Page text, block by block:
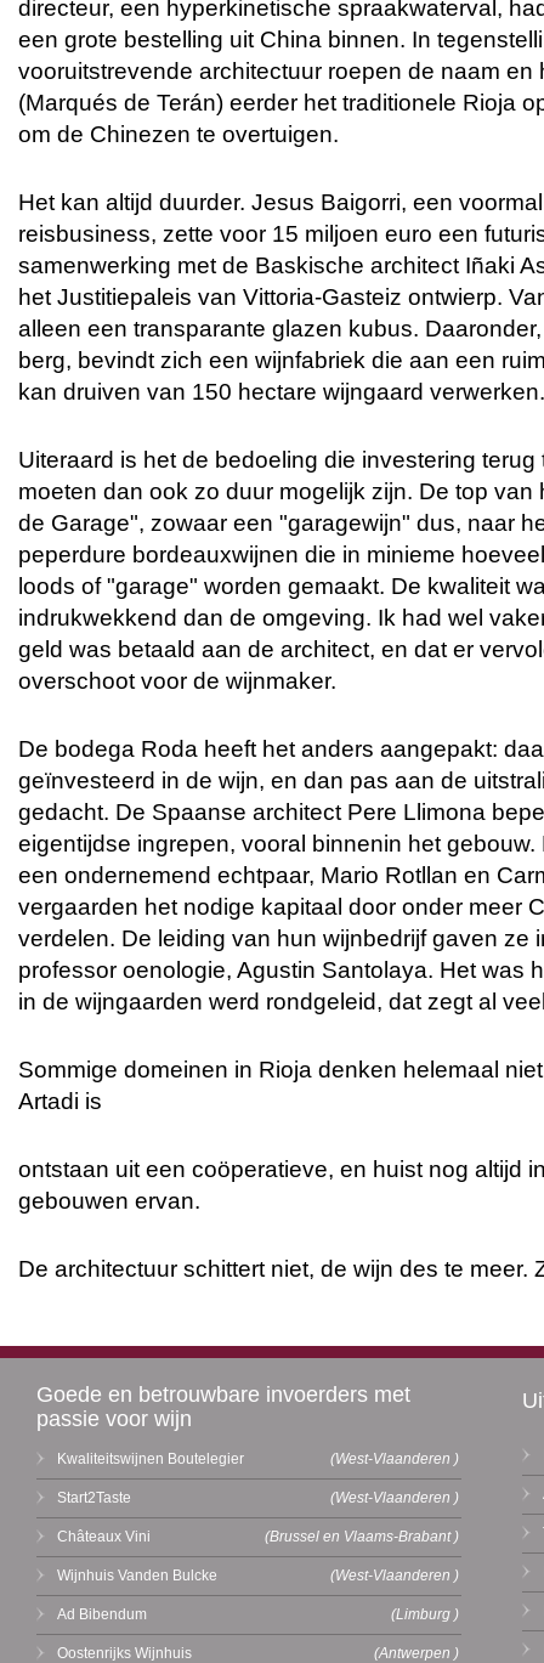
directeur, een hyperkinetische spraakwaterval,
een grote bestelling uit China binnen. In
vooruitstrevende architectuur roepen de naam en
(Marqués de Terán) eerder het traditionele Rioja
om de Chinezen te overtuigen.
Het kan altijd duurder. Jesus Baigorri, een
reisbusiness, zette voor 15 miljoen euro een
samenwerking met de Baskische architect Iñaki
het Justitiepaleis van Vittoria-Gasteiz ontwierp.
alleen een transparante glazen kubus.
berg, bevindt zich een wijnfabriek die aan een
kan druiven van 150 hectare wijngaard verwerken.
Uiteraard is het de bedoeling die investering
moeten dan ook zo duur mogelijk zijn. De top van
de Garage", zowaar een "garagewijn" dus, naar
peperdure bordeauxwijnen die in minieme
loods of "garage" worden gemaakt. De kwaliteit
indrukwekkend dan de omgeving. Ik had wel
geld was betaald aan de architect, en dat er
overschoot voor de wijnmaker.
De bodega Roda heeft het anders aangepakt:
geïnvesteerd in de wijn, en dan pas aan de
gedacht. De Spaanse architect Pere Llimona
eigentijdse ingrepen, vooral binnenin het
een ondernemend echtpaar, Mario Rotllan en
vergaarden het nodige kapitaal door onder meer
verdelen. De leiding van hun wijnbedrijf gaven ze
professor oenologie, Agustin Santolaya. Het was
in de wijngaarden werd rondgeleid, dat zegt al
Sommige domeinen in Rioja denken helemaal
Artadi is
ontstaan uit een coöperatieve, en huist nog altijd
gebouwen ervan.
De architectuur schittert niet, de wijn des te meer.
Goede en betrouwbare invoerders met
passie voor wijn
Kwaliteitswijnen Boutelegier (West-Vlaanderen )
Start2Taste (West-Vlaanderen )
Châteaux Vini (Brussel en Vlaams-Brabant )
Wijnhuis Vanden Bulcke (West-Vlaanderen )
Ad Bibendum (Limburg )
Oostenrijks Wijnhuis (Antwerpen )